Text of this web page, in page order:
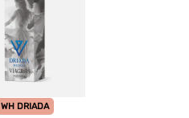
WH DRIADA